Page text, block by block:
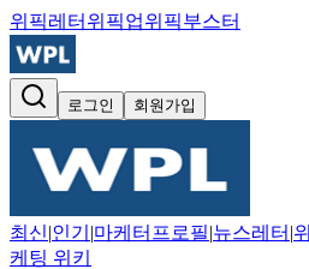
위픽레터 위픽업위픽부스터
로그인 회원가입
최신|인기 |마케터프로필|뉴스레터 |
케팅 위키